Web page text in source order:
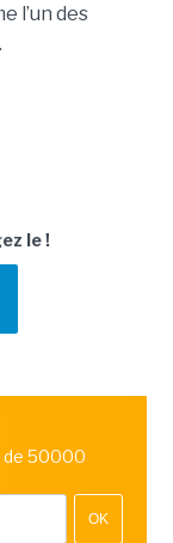
l’un des
le !
de 50000
OK